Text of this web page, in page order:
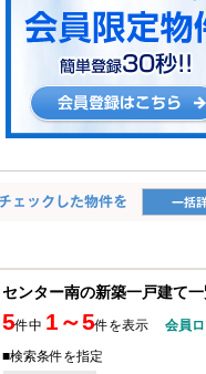
センター南の新築一戸建て
5件中 1～5件を表示
会員
■検索条件を指定